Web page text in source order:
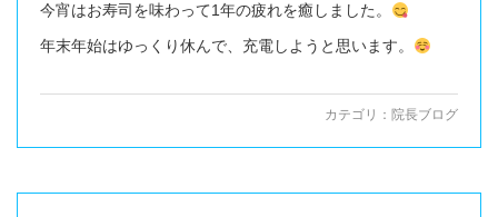
今宵はお寿司を味わって1年の疲れを癒しました。
年末年始はゆっくり休んで、充電しようと思います。
カテゴリ： 院長ブログ